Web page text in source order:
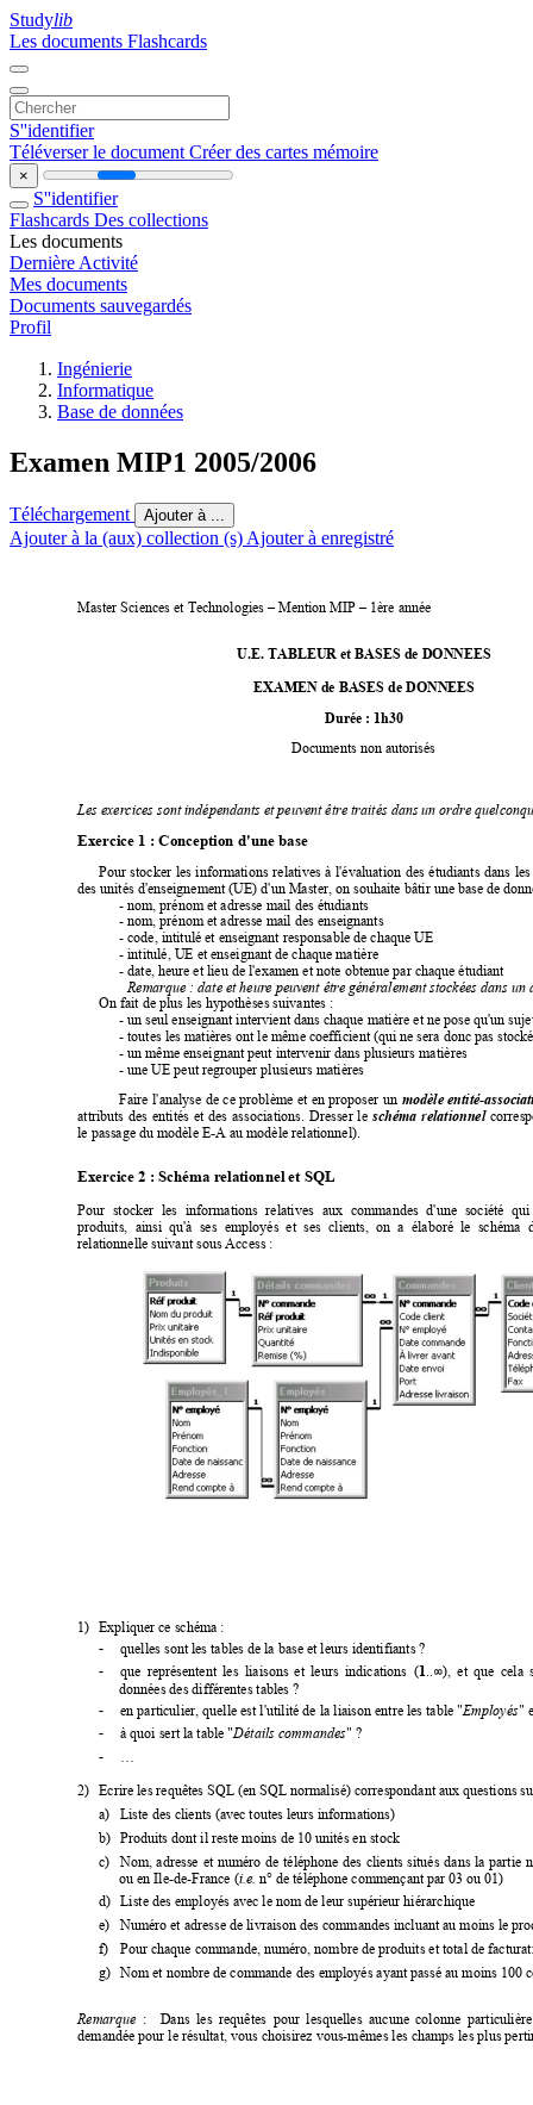
Studylib
Les documents Flashcards
S''identifier
Téléverser le document Créer des cartes mémoire
×
S''identifier
Flashcards Des collections
Les documents
Dernière Activité
Mes documents
Documents sauvegardés
Profil
Ingénierie
Informatique
Base de données
Examen MIP1 2005/2006
Téléchargement Ajouter à ...
Ajouter à la (aux) collection (s) Ajouter à enregistré
Master Sciences et Technologies – Mention MIP – 1ère année
U.E. TABLEUR et BASES de DONNEES
EXAMEN de BASES de DONNEES
Durée : 1h30
Documents non autorisés
Les exercices sont indépendants et peuvent être traités dans un ordre
Exercice 1 : Conception d'une base
Pour stocker les informations relatives à l'évaluation des étudiants dans les
des unités d'enseignement (UE) d'un Master, on souhaite bâtir une base de
- nom, prénom et adresse mail des étudiants
- nom, prénom et adresse mail des enseignants
- code, intitulé et enseignant responsable de chaque UE
- intitulé, UE et enseignant de chaque matière
- date, heure et lieu de l'examen et note obtenue par chaque étudiant
Remarque : date et heure peuvent être généralement stockées dans un
On fait de plus les hypothèses suivantes :
- un seul enseignant intervient dans chaque matière et ne pose qu'un
- toutes les matières ont le même coefficient (qui ne sera donc pas
- un même enseignant peut intervenir dans plusieurs matières
- une UE peut regrouper plusieurs matières
Faire l'analyse de ce problème et en proposer un modèle entité-
attributs des entités et des associations. Dresser le schéma relationnel
le passage du modèle E-A au modèle relationnel).
Exercice 2 : Schéma relationnel et SQL
Pour stocker les informations relatives aux commandes d'une société
qui
produits,
ainsi qu'à ses employés et ses clients, on a élaboré le schéma
relationnelle suivant sous Access :
1) Expliquer ce schéma :
- quelles sont les tables de la base et leurs identifiants ?
- que représentent les liaisons et leurs indications (1..∞), et que cela
données des différentes tables ?
- en particulier, quelle est l'utilité de la liaison entre les table "Employés"
- à quoi sert la table "Détails commandes" ?
- …
2) Ecrire les requêtes SQL (en SQL normalisé) correspondant aux questions
a)
Liste des clients (avec toutes leurs informations)
b)
Produits dont il reste moins de 10 unités en stock
c)
Nom, adresse et numéro de téléphone des clients situés dans la partie
ou en Ile-de-France (i.e. n° de téléphone commençant par 03 ou 01)
d)
Liste des employés avec le nom de leur supérieur hiérarchique
e)
Numéro et adresse de livraison des commandes incluant au moins le
f)
Pour chaque commande, numéro, nombre de produits et total de factura
g)
Nom et nombre de commande des employés ayant passé au moins 100
Remarque : Dans les requêtes pour lesquelles aucune colonne particulière
demandée pour le résultat, vous choisirez vous-mêmes les champs les plus